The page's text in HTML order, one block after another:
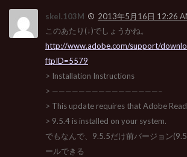
skel.103M
2013年5月16日 12:26
このあたり(↓)でしょうかね。
http://www.adobe.com/support/
ftpID=5579
> Installation Instructions
> ————————————————–
> This update requires that Adobe
> 9.5.4 is installed on your system.
でもなんで、9.5.5だけ前バージョン
ールできる